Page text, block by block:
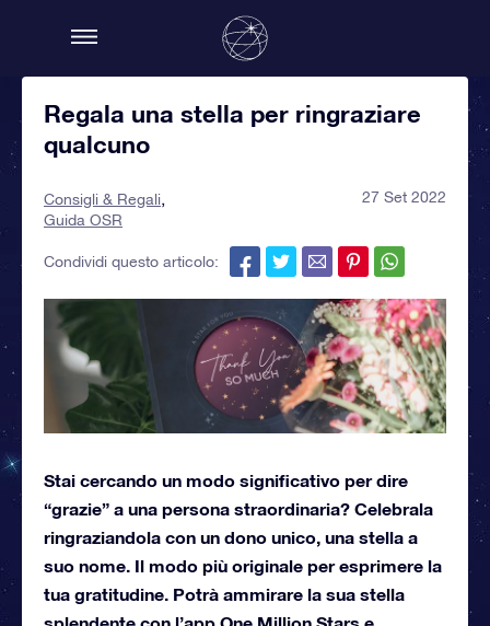
Regala una stella per ringraziare
qualcuno
Consigli & Regali
Guida OSR
27 Set 2022
Condividi questo articolo:
Stai cercando un modo significativo per dire
“grazie” a una persona straordinaria? Celebrala
ringraziandola con un dono unico, una stella a
suo nome. Il modo più originale per esprimere la
tua gratitudine. Potrà ammirare la sua stella